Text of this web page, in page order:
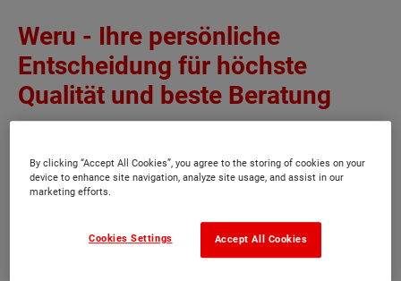
Weru - Ihre persönliche
Entscheidung für höchste
Qualität und beste Beratung
individuellen Ansprüche Perfekte Fenster und
Türen erhalten Sie nur, wo Sie sich auf das
Zusammenspiel mehrerer Komponenten
verlassen können. Wie bei Weru. In unserer
By clicking “Accept All Cookies”, you agree to the storing of cookies on your
device to enhance site navigation, analyze site usage, and assist in our
marketing efforts.
Accept All Cookies
Cookies Settings